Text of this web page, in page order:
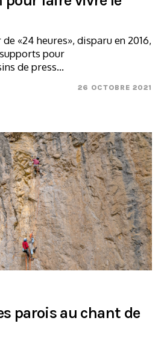
de «24 heures», disparu en 2016,
pour
de press...
26 OCTOBRE 2021
parois au chant de